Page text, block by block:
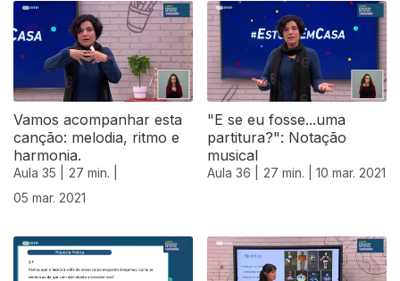
Vamos acompanhar esta
canção: melodia, ritmo e
harmonia.
Aula 35 |
27 min. |
05 mar. 2021
"E se eu fosse...uma
partitura?": Notação
musical
Aula 36 | 27 min. | 10 mar. 2021
529547